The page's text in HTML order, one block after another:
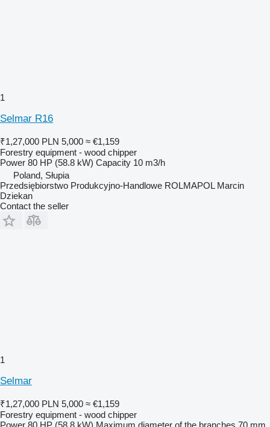
1
Selmar R16
₹1,27,000 PLN 5,000 ≈ €1,159
Forestry equipment - wood chipper
Power 80 HP (58.8 kW) Capacity 10 m3/h
Poland, Słupia
Przedsiębiorstwo Produkcyjno-Handlowe ROLMAPOL Marcin
Dziekan
Contact the seller
1
Selmar
₹1,27,000 PLN 5,000 ≈ €1,159
Forestry equipment - wood chipper
Power 80 HP (58.8 kW) Maximum diameter of the branches 70 mm